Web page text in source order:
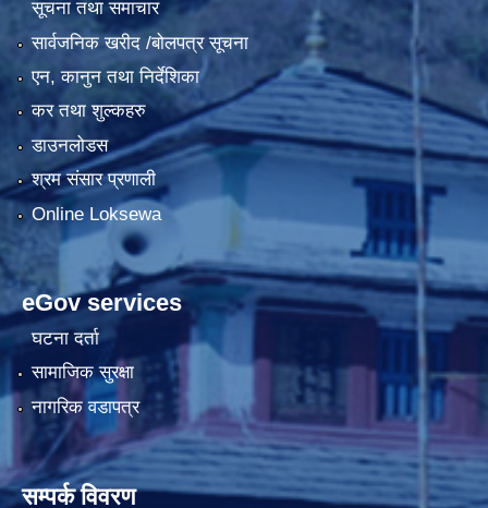
सूचना तथा समाचार
सार्वजनिक खरीद /बोलपत्र सूचना
एन, कानुन तथा निर्देशिका
कर तथा शुल्कहरु
डाउनलोडस
श्रम संसार प्रणाली
Online Loksewa
eGov services
घटना दर्ता
सामाजिक सुरक्षा
नागरिक वडापत्र
सम्पर्क विवरण